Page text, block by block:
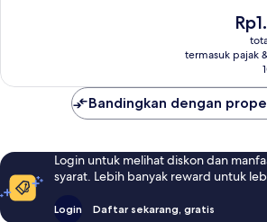
Harga
termasuk pajak
Bandingkan dengan
Login untuk melihat diskon dan
syarat. Lebih banyak reward untuk
Login Daftar sekarang, gratis